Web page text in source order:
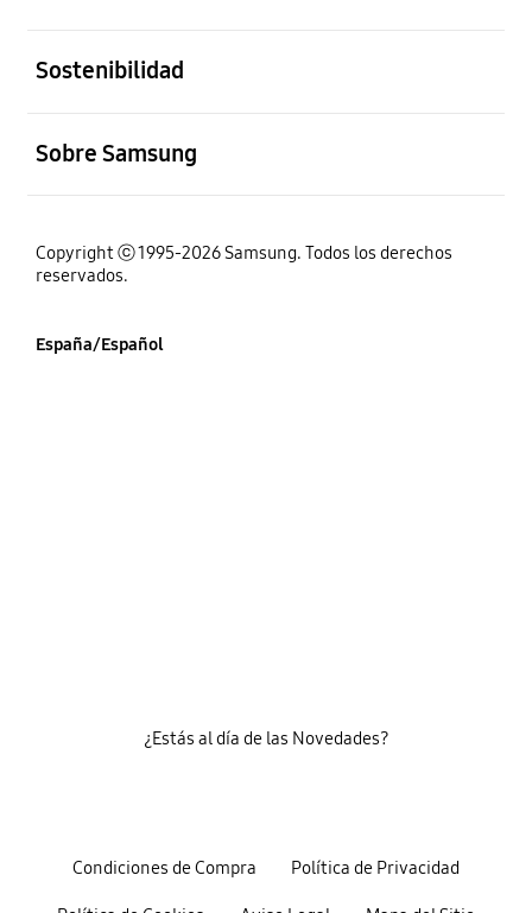
Sostenibilidad
Sobre Samsung
Copyright ⓒ 1995-2026 Samsung. Todos los derechos
reservados.
España/Español
Condiciones de Compra Política de Privacidad
¿Estás al día de las Novedades?